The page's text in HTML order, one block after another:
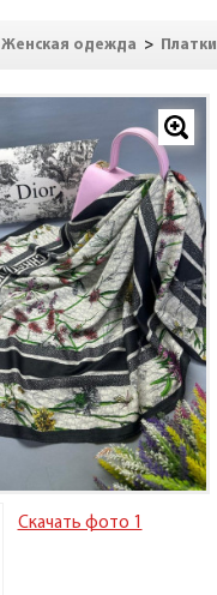
Женская одежда > Платки
Скачать фото 1